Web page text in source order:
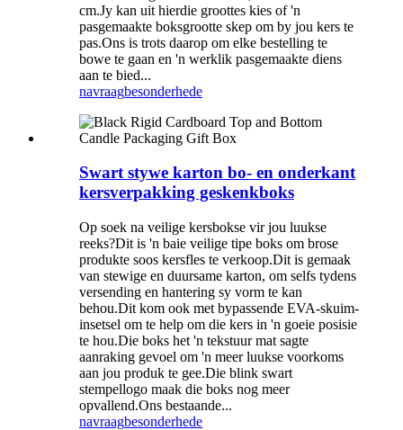
cm.Jy kan uit hierdie groottes kies of 'n
pasgemaakte boksgrootte skep om by jou kers te
pas.Ons is trots daarop om elke bestelling te
bowe te gaan en 'n werklik pasgemaakte diens
aan te bied...
navraagbesonderhede
Swart stywe karton bo- en onderkant
kersverpakking geskenkboks
Op soek na veilige kersbokse vir jou luukse
reeks?Dit is 'n baie veilige tipe boks om brose
produkte soos kersfles te verkoop.Dit is gemaak
van stewige en duursame karton, om selfs tydens
versending en hantering sy vorm te kan
behou.Dit kom ook met bypassende EVA-skuim-
insetsel om te help om die kers in 'n goeie posisie
te hou.Die boks het 'n tekstuur mat sagte
aanraking gevoel om 'n meer luukse voorkoms
aan jou produk te gee.Die blink swart
stempellogo maak die boks nog meer
opvallend.Ons bestaande...
navraagbesonderhede